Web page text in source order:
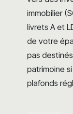
immobilier
livrets A et
de votre
pas
patrimoine
plafonds